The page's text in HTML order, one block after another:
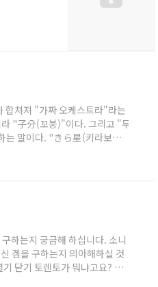
쳐져 "가짜 오케스트라"라는
"子分(꼬붕)"이다. 그리고 "두
는 말이다. "きら星(키라보
매옷"을 뜻하는"袖なし(소데
하는지 궁금해 하십니다. 소니
겜을 구하는지 의아해하실 것
닫기 토렌토가 뭐냐고요? 쉽